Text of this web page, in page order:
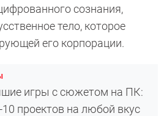
сознания,
тело, которое
его корпорации.
игры с сюжетом на ПК:
10 проектов на любой вкус